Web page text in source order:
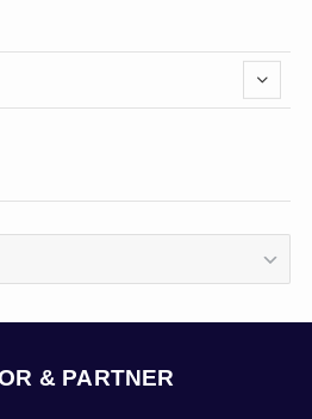
& PARTNER